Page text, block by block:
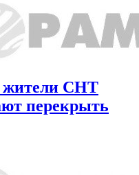
жители СНТ
перекрыть